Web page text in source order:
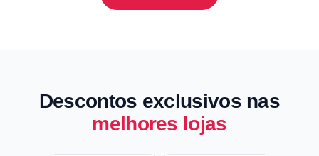
Descontos exclusivos nas
melhores lojas